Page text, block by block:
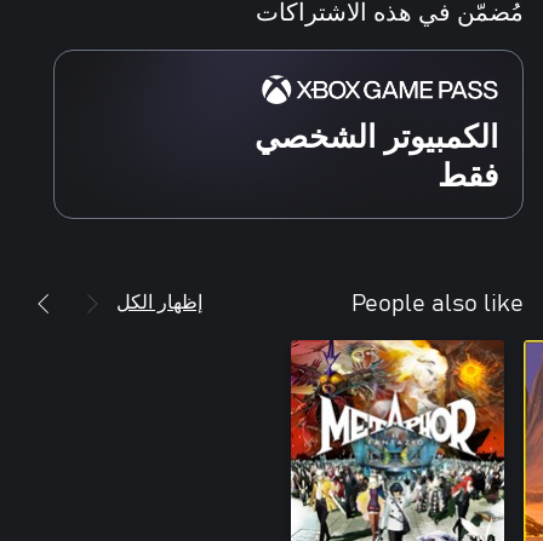
مُضمّن في هذه الاشتراكات
الكمبيوتر الشخصي
فقط
People also like إظهار الكل